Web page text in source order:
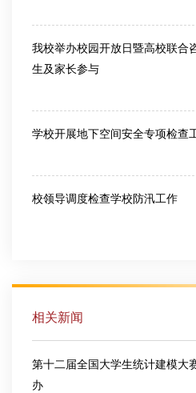
我校举办校园开放日暨高校联合
生及家长参与
学校开展地下空间安全专项检查
校领导调度检查学校防汛工作
相关新闻
第十二届全国大学生统计建模大
办